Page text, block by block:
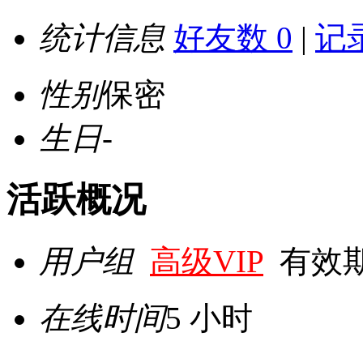
统计信息 好友数 0 | 记
性别保密
生日-
活跃概况
用户组 高级VIP 有效
在线时间5 小时